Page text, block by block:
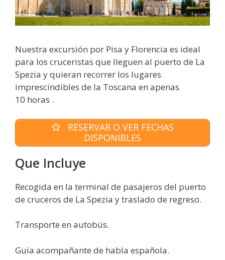
Nuestra excursión por Pisa y Florencia es ideal
para los cruceristas que lleguen al puerto de La
Spezia y quieran recorrer los lugares
imprescindibles de la Toscana en apenas
10 horas .
RESERVAR O VER FECHAS
DISPONIBLES
Que Incluye
Recogida en la terminal de pasajeros del puerto
de cruceros de La Spezia y traslado de regreso.
Transporte en autobús.
Guía acompañante de habla española.